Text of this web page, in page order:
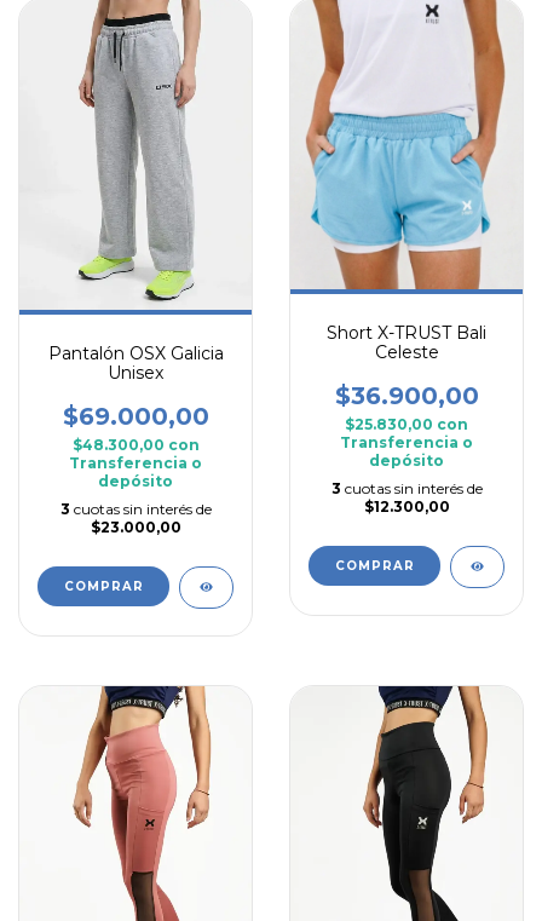
Pantalón OSX Galicia
Unisex
$69.000,00
$48.300,00 con
Transferencia o
depósito
3 cuotas sin interés de
$23.000,00
COMPRAR
Short X-TRUST Bali
Celeste
$36.900,00
$25.830,00 con
Transferencia o
depósito
3 cuotas sin interés de
$12.300,00
COMPRAR